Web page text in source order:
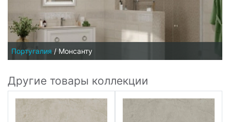
Португалия / Монсанту
Другие товары коллекции